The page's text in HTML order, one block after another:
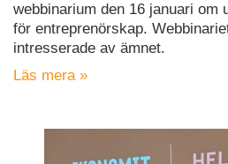
webbinarium den 16 januari om
för entreprenörskap.
intresserade av ämnet.
Läs mera »